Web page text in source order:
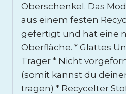
Oberschenkel. Das
aus einem festen
gefertigt und hat eine
Oberfläche. * Glattes
Träger * Nicht
(somit kannst du
tragen) * Recycelter